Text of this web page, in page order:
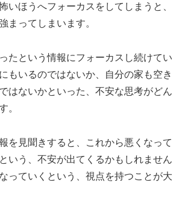
いほうへフォーカスをしてしまうと、
まってしまいます。
たという情報にフォーカスし続けてい
もいるのではないか、自分の家も空き
はないかといった、不安な思考がどん
。
を見聞きすると、これから悪くなって
いう、不安が出てくるかもしれません
っていくという、視点を持つことが大